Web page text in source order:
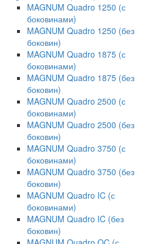
MAGNUM Quadro 1250 (с
боковинами)
MAGNUM Quadro 1250 (без
боковин)
MAGNUM Quadro 1875 (с
боковинами)
MAGNUM Quadro 1875 (без
боковин)
MAGNUM Quadro 2500 (с
боковинами)
MAGNUM Quadro 2500 (без
боковин)
MAGNUM Quadro 3750 (с
боковинами)
MAGNUM Quadro 3750 (без
боковин)
MAGNUM Quadro IC (с
боковинами)
MAGNUM Quadro IC (без
боковин)